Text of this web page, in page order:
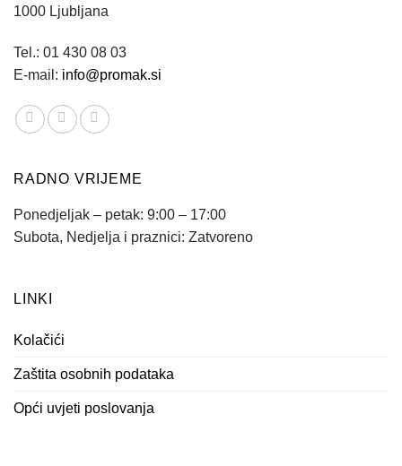
1000 Ljubljana
Tel.: 01 430 08 03
E-mail: info@promak.si
RADNO VRIJEME
Ponedjeljak – petak: 9:00 – 17:00
Subota, Nedjelja i praznici: Zatvoreno
LINKI
Kolačići
Zaštita osobnih podataka
Opći uvjeti poslovanja